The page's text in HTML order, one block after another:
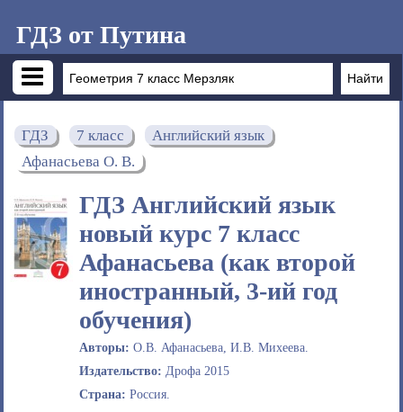
ГДЗ от Путина
ГДЗ 7 класс
Английский язык
Афанасьева О. В.
ГДЗ Английский язык
новый курс 7 класс
Афанасьева (как второй
иностранный, 3-ий год
обучения)
Авторы: О.В. Афанасьева, И.В. Михеева.
Издательство: Дрофа 2015
Страна: Россия.